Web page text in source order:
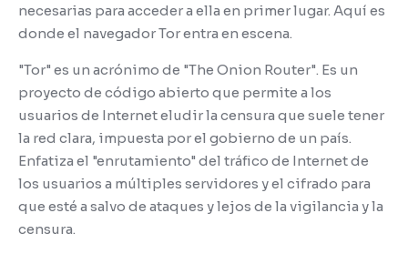
necesarias para acceder a ella en primer lugar. Aquí es
donde el navegador Tor entra en escena.
"Tor" es un acrónimo de "The Onion Router". Es un
proyecto de código abierto que permite a los
usuarios de Internet eludir la censura que suele tener
la red clara, impuesta por el gobierno de un país.
Enfatiza el "enrutamiento" del tráfico de Internet de
los usuarios a múltiples servidores y el cifrado para
que esté a salvo de ataques y lejos de la vigilancia y la
censura.